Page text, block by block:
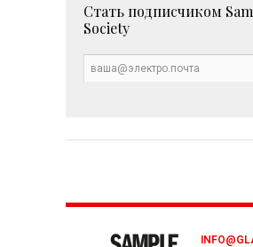
Стать подписчиком
Society